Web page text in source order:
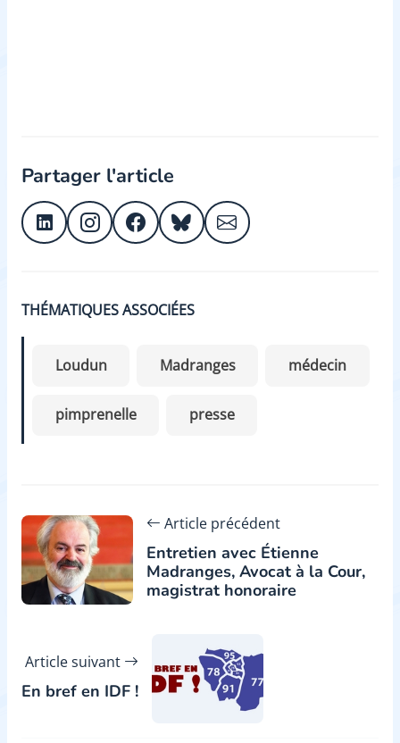
Partager l'article
THÉMATIQUES ASSOCIÉES
Loudun Madranges médecin
pimprenelle presse
Article précédent
Entretien avec Étienne
Madranges, Avocat à la Cour,
magistrat honoraire
Article suivant
En bref en IDF !